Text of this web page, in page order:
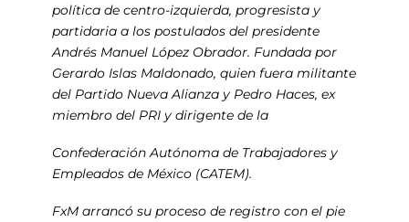
política de centro-izquierda, progresista y
partidaria a los postulados del presidente
Andrés Manuel López Obrador. Fundada por
Gerardo Islas Maldonado, quien fuera militante
del Partido Nueva Alianza y Pedro Haces, ex
miembro del PRI y dirigente de la
Confederación Autónoma de Trabajadores y
Empleados de México (CATEM).
FxM arrancó su proceso de registro con el pie